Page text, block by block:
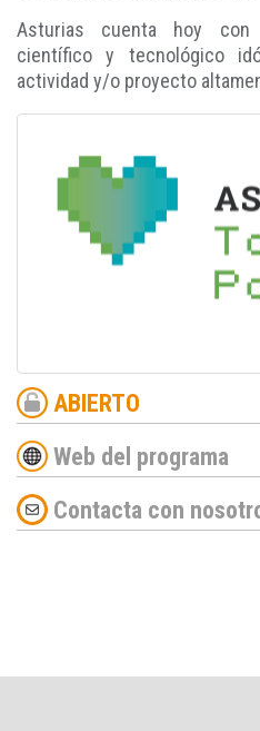
Asturias cuenta hoy con
científico y tecnológico
actividad y/o proyecto
ABIERTO
Web del programa
Contacta con